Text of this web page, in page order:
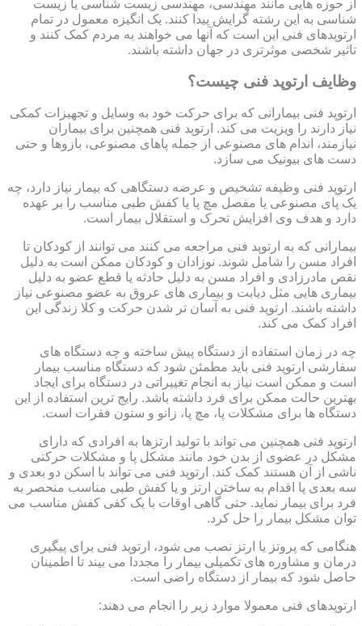
از حوزه هایی مانند مهندسی، مهندسی زیست شناسی یا زیست
شناسی به این رشته گرایش پیدا کنند. یک انگیزه معمول در تمام
ارتوپدهای فنی این است که آنها می خواهند به مردم کمک کنند و
تاثیر شخصی موثرتری در جهان داشته باشند.
وظایف ارتوپد فنی چیست؟
ارتوپد فنی بیمارانی که برای حرکت خود به وسایل و تجهیزات کمکی
نیاز دارند را ویزیت می کند. ارتوپد فنی همچنین برای بیماران
نیازمند، اندام های مصنوعی از جمله پاهای مصنوعی، بازوها و حتی
دست های بیونیک می سازد.
ارتوپد فنی وظیفه تشخیص و عرضه دستگاهی که بیمار نیاز دارد، چه
یک پای مصنوعی یا مفصل مچ پا یا کفش طبی مناسب را بر عهده
دارد و هدف وی افزایش تحرک و استقلال بیمار است.
بیمارانی که به ارتوپد فنی مراجعه می کنند می توانند از کودکان تا
افراد مسن را شامل شوند. نوزادان و کودکان ممکن است به دلیل
نقص مادرزادی و افراد مسن به دلیل حادثه یا قطع عضو به دلیل
بیماری هایی مثل دیابت و بیماری های عروق به عضو مصنوعی نیاز
داشته باشند. ارتوپد فنی به آسان تر شدن حرکت و کلا زندگی این
افراد کمک می کند.
چه در زمان استفاده از دستگاه پیش ساخته و چه دستگاه های
سفارشی ارتوپد فنی باید مطمئن شود که دستگاه مناسب بیمار
است و ممکن است نیاز به انجام تغییراتی در دستگاه برای ایجاد
بهترین حالت ممکن برای فرد داشته باشد. رایج ترین استفاده از این
دستگاه ها برای مشکلات پا، مچ پا، زانو و ستون فقرات است.
ارتوپد فنی همچنین می تواند با تولید ارتزها به افرادی که دارای
مشکل در عضوی از بدن خود مانند مشکل پا و مشکلات حرکتی
ناشی از آن هستند کمک کند. ارتوپد فنی می تواند با اسکن دو بعدی و
سه بعدی پا اقدام به ساختن ارتز و یا کفش طبی مناسب منحصر به
فرد برای بیمار نماید. حتی گاهی اوقات با یک کفی کفش مناسب می
توان مشکل بیمار را حل کرد.
هنگامی که پروتز یا ارتز نصب می شود، ارتوپد فنی برای پیگیری
درمان و مشاوره های تکمیلی بیمار را مجددا می بیند تا اطمینان
حاصل شود که بیمار از دستگاه راضی است.
ارتوپدهای فنی معمولا موارد زیر را انجام می دهند: